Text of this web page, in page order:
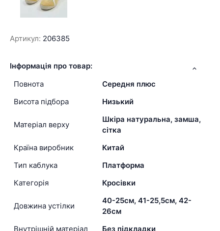
Артикул: 206385
Інформація про товар:
Повнота
Середня плюс
Висота підбора
Низький
Матеріал верху
Шкіра натуральна, замша,
сітка
Країна виробник
Китай
Тип каблука
Платформа
Категорія
Кросівки
Довжина устілки
40-25см, 41-25,5см, 42-
26см
Внутрішній матеріал
Без підкладки